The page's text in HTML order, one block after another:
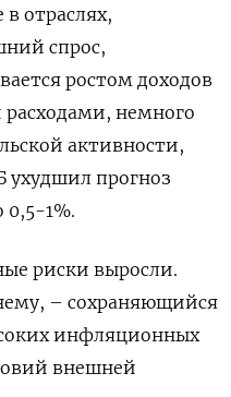
отраслях,
спрос,
ростом доходов
немного
активности,
ухудшил прогноз
0,5-1%.
риски выросли.
– сохраняющийся
инфляционных
внешней